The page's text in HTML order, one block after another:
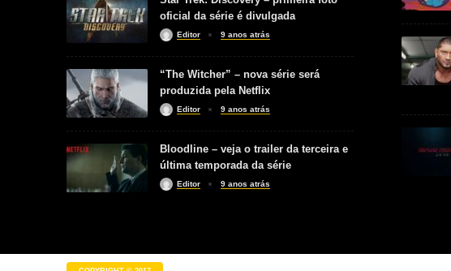
oficial da série é divulgada
Editor 9 anos atrás
“The Witcher” – nova série será
produzida pela Netflix
Editor 9 anos atrás
Bloodline – veja o trailer da terceira e
última temporada da série
Editor 9 anos atrás